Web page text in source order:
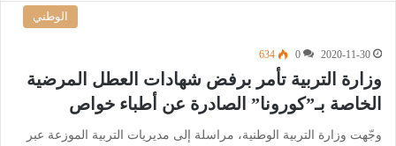
الوطني
2020-11-30
0
634
وزارة التربية تأمر برفض شهادات العطل المرضية
الخاصة بـ”كورونا” الصادرة عن أطباء خواص
وجّهت وزارة التربية الوطنية، مراسلة إلى مديريات التربية الموزعة عبر